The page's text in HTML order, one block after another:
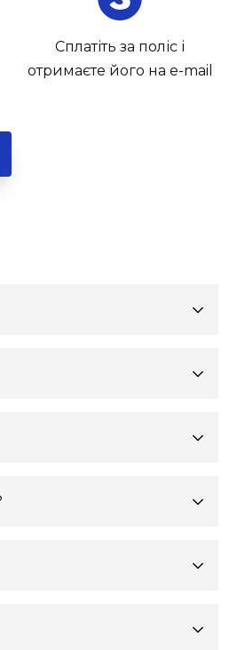
Сплатіть за поліс і
отримаєте його на e-mail